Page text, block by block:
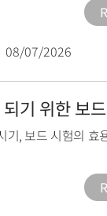
08/07/2026
기 위한 보
기, 보드 시험의 효